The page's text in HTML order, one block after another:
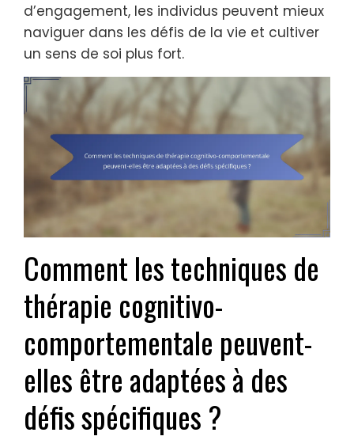
d’engagement, les individus peuvent mieux
naviguer dans les défis de la vie et cultiver
un sens de soi plus fort.
Comment les techniques de
thérapie cognitivo-
comportementale peuvent-
elles être adaptées à des
défis spécifiques ?